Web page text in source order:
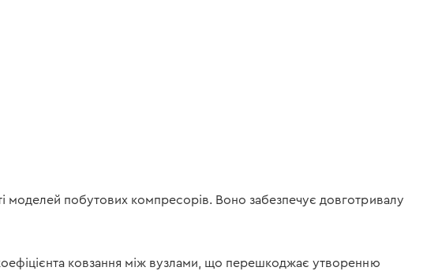
моделей побутових компресорів. Воно забезпечує довготривалу
ковзання між вузлами, що перешкоджає утворенню